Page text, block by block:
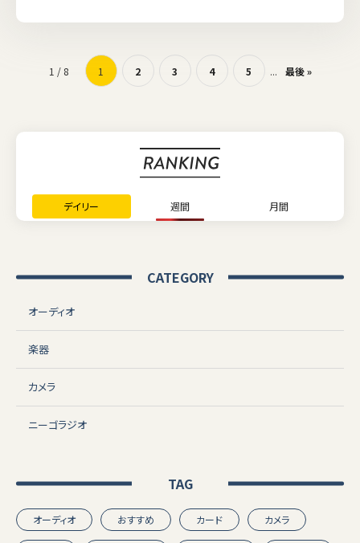
1 / 8 1 2 3 4 5 ... 最後 »
デイリー 週間 月間
CATEGORY
オーディオ
楽器
カメラ
ニーゴラジオ
TAG
オーディオ おすすめ カード カメラ